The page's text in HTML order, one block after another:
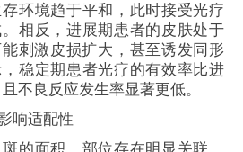
环境趋于平和，此时接受光疗
相反，进展期患者的皮肤处于
刺激皮损扩大，甚至诱发同形
稳定期患者光疗的有效率比进
不良反应发生率显著更低。
响适配性